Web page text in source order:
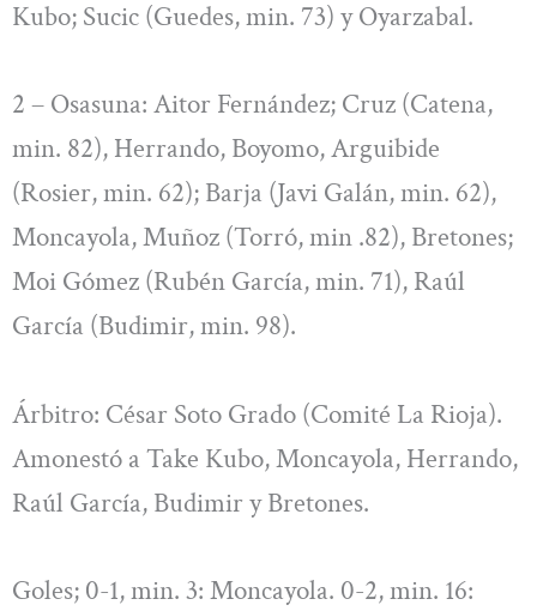
Kubo; Sucic (Guedes, min. 73) y Oyarzabal.
2 – Osasuna: Aitor Fernández; Cruz (Catena,
min. 82), Herrando, Boyomo, Arguibide
(Rosier, min. 62); Barja (Javi Galán, min. 62),
Moncayola, Muñoz (Torró, min .82), Bretones;
Moi Gómez (Rubén García, min. 71), Raúl
García (Budimir, min. 98).
Árbitro: César Soto Grado (Comité La Rioja).
Amonestó a Take Kubo, Moncayola, Herrando,
Raúl García, Budimir y Bretones.
Goles; 0-1, min. 3: Moncayola. 0-2, min. 16: